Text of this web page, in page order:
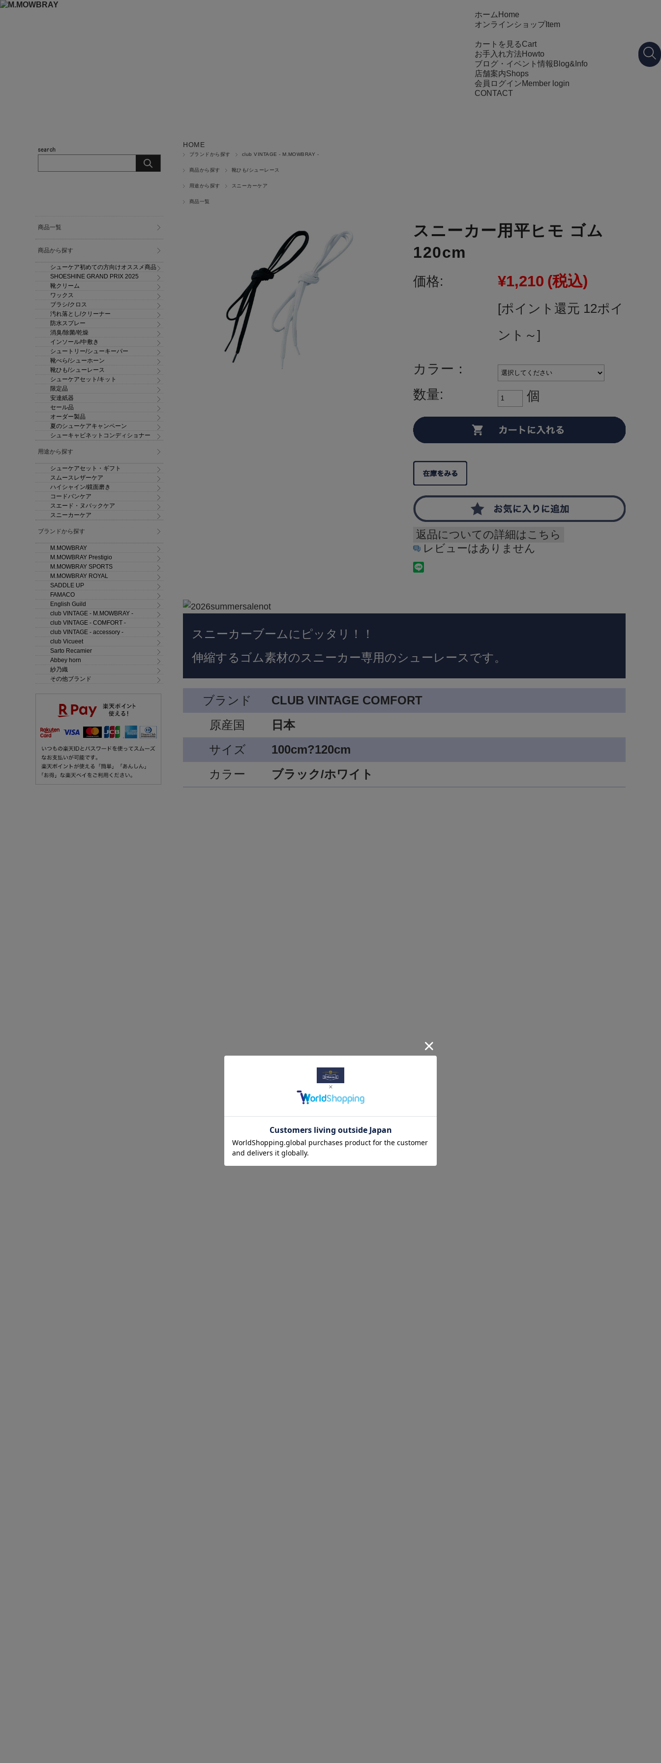
ホーム Home
オンラインショップItem
カートを見るCart
お手入れ方法Howto
ブログ・イベント情報 Blog&Info
店舗案内Shops
会員ログインMember login
CONTACT
HOME
ブランドから探す club VINTAGE - M.MOWBRAY -
商品から探す 靴ひも/シューレース
用途から探す スニーカーケア
商品一覧
スニーカー用平ヒモ ゴム
120cm
価格: ¥1,210 (税込)
[ポイント還元 12ポイ
ント～]
カラー：
数量:
個
返品についての詳細はこちら
レビューはありません
スニーカーブームにピッタリ！！
伸縮するゴム素材のスニーカー専用のシューレースです。
ブランド
CLUB VINTAGE COMFORT
原産国
日本
サイズ
100cm?120cm
カラー
ブラック/ホワイト
商品一覧
商品から探す
シューケア初めての方向けオススメ商品
SHOESHINE GRAND PRIX 2025
靴クリーム
ワックス
ブラシ/クロス
汚れ落とし/クリーナー
防水スプレー
消臭/除菌/乾燥
インソール/中敷き
シュートリー/シューキーパー
靴べら/シューホーン
靴ひも/シューレース
シューケアセット/キット
限定品
安達紙器
セール品
オーダー製品
夏のシューケアキャンペーン
シューキャビネットコンディショナー
用途から探す
シューケアセット・ギフト
スムースレザーケア
ハイシャイン/鏡面磨き
コードバンケア
スエード・ヌバックケア
スニーカーケア
ブランドから探す
M.MOWBRAY
M.MOWBRAY Prestigio
M.MOWBRAY SPORTS
M.MOWBRAY ROYAL
SADDLE UP
FAMACO
English Guild
club VINTAGE - M.MOWBRAY -
club VINTAGE - COMFORT -
club VINTAGE - accessory -
club Vicueet
Sarto Recamier
Abbey horn
紗乃織
その他ブランド